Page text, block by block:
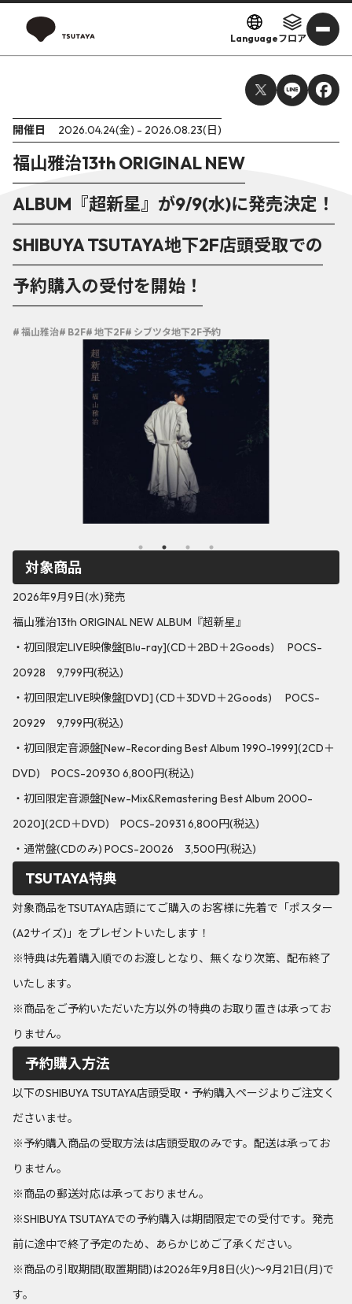
Languageフロア
開催日 2026.04.24(金) - 2026.08.23(日)
福山雅治13th ORIGINAL NEW
ALBUM『超新星』が9/9(水)に発売決定！
SHIBUYA TSUTAYA地下2F店頭受取での
予約購入の受付を開始！
# 福山雅治# B2F# 地下2F# シブツタ地下2F予約
対象商品
2026年9月9日(水)発売
福山雅治13th ORIGINAL NEW ALBUM『超新星』
・初回限定LIVE映像盤[Blu-ray](CD＋2BD＋2Goods) POCS-
20928 9,799円(税込)
・初回限定LIVE映像盤[DVD] (CD＋3DVD＋2Goods) POCS-
20929 9,799円(税込)
・初回限定音源盤[New-Recording Best Album 1990-1999](2CD＋
DVD) POCS-20930 6,800円(税込)
・初回限定音源盤[New-Mix&Remastering Best Album 2000-
2020](2CD＋DVD) POCS-20931 6,800円(税込)
・通常盤(CDのみ) POCS-20026 3,500円(税込)
TSUTAYA特典
対象商品をTSUTAYA店頭にてご購入のお客様に先着で「ポスター
(A2サイズ)」をプレゼントいたします！
※特典は先着購入順でのお渡しとなり、無くなり次第、配布終了
いたします。
※商品をご予約いただいた方以外の特典のお取り置きは承ってお
りません。
予約購入方法
以下のSHIBUYA TSUTAYA店頭受取・予約購入ページよりご注文く
ださいませ。
※予約購入商品の受取方法は店頭受取のみです。配送は承ってお
りません。
※商品の郵送対応は承っておりません。
※SHIBUYA TSUTAYAでの予約購入は期間限定での受付です。発売
前に途中で終了予定のため、あらかじめご了承ください。
※商品の引取期間(取置期間)は2026年9月8日(火)～9月21日(月)で
す。